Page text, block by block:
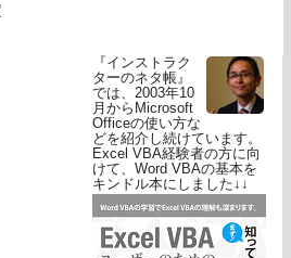
『インストラク
ターのネタ帳』
では、2003年10
月からMicrosoft
Officeの使い方な
どを紹介し続けています。
Excel VBA経験者の方に向
けて、Word VBAの基本を
キンドル本にしました↓↓